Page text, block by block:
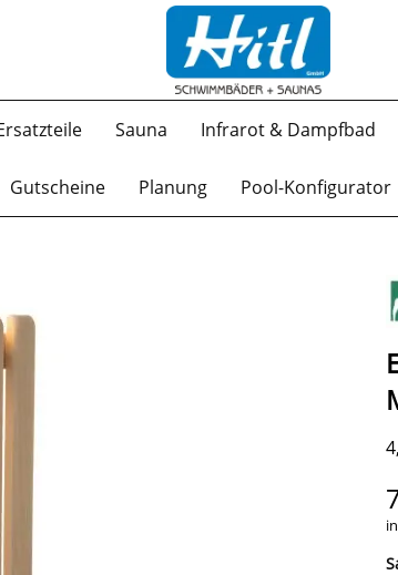
Sauna Infrarot & Dampfbad
Gutscheine Planung Pool-Konfigurator